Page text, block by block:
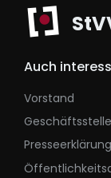
Auch
Vorstand
Geschäftsstelle